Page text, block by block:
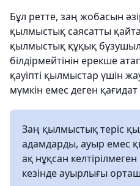
Бұл ретте, заң жобасын
қылмыстық саясатты
қылмыстық құқық
білдірмейтінін ерекше
қауіпті қылмыстар үшін
мүмкін емес деген
Заң қылмыстық теріс
адамдарды, ауыр емес
ақ нұқсан
кезінде ауырлығы